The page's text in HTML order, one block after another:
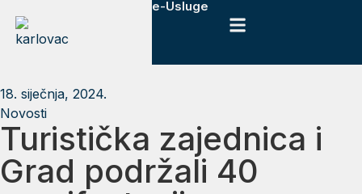
e-Usluge
18. siječnja, 2024.
Novosti
Turistička zajednica i
Grad podržali 40